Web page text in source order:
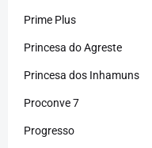
Prime Plus
Princesa do Agreste
Princesa dos Inhamuns
Proconve 7
Progresso